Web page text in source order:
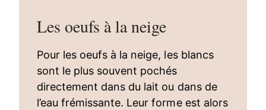
Les oeufs à la neige
Pour les oeufs à la neige, les blancs
sont le plus souvent pochés
directement dans du lait ou dans de
l’eau frémissante. Leur forme est alors